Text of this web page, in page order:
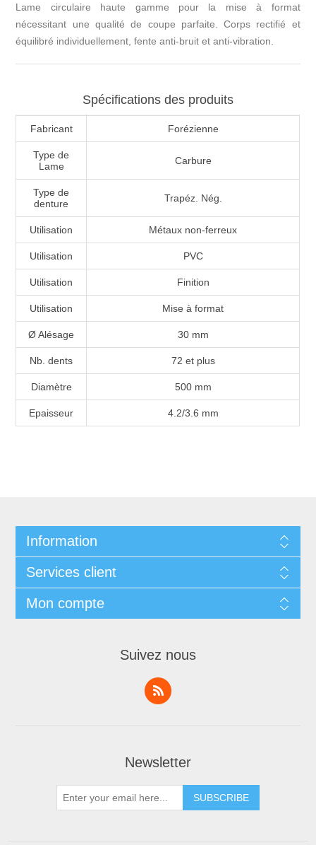
Lame circulaire haute gamme pour la mise à format
nécessitant une qualité de coupe parfaite. Corps rectifié et
équilibré individuellement, fente anti-bruit et anti-vibration.
Spécifications des produits
Fabricant Forézienne
Type de
Lame
Carbure
Type de
denture
Trapéz. Nég.
Utilisation Métaux non-ferreux
Utilisation PVC
Utilisation Finition
Utilisation Mise à format
Ø Alésage 30 mm
Nb. dents 72 et plus
Diamètre 500 mm
Epaisseur 4.2/3.6 mm
Information
Services client
Mon compte
Suivez nous
Newsletter